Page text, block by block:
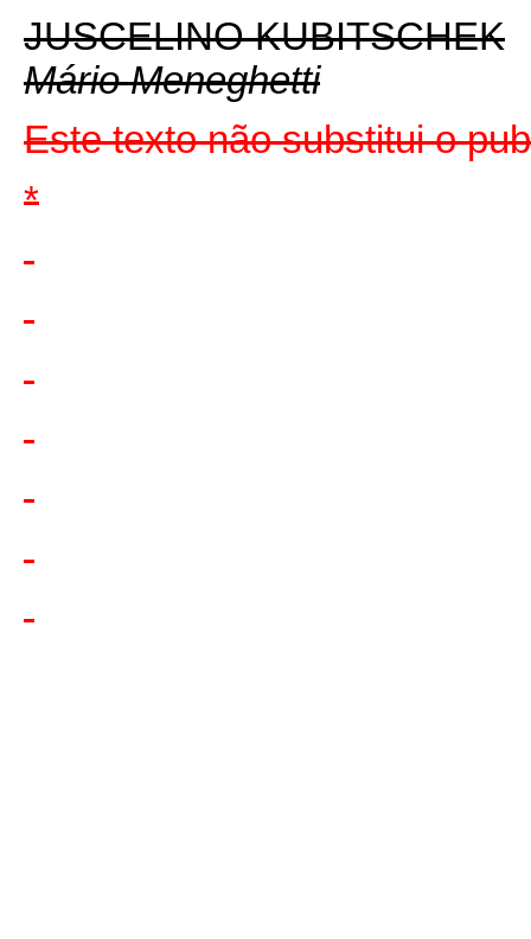
JUSCELINO KUBITSCHEK
Mário Meneghetti
Este texto não substitui o
*